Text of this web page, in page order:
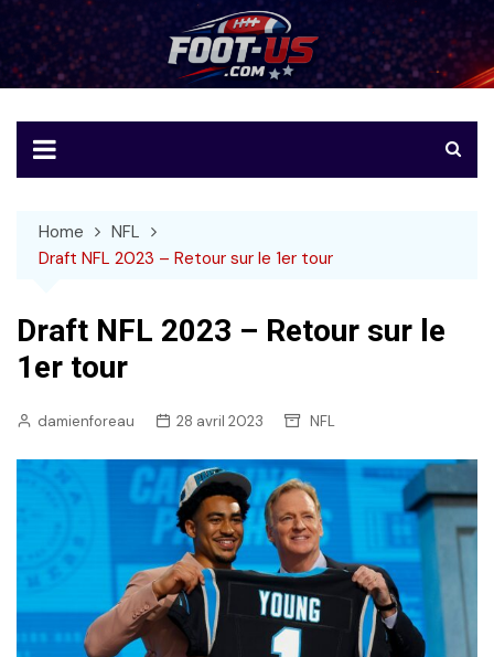
to
content
Foot-US
Le football américain en français
Home
NFL
Draft NFL 2023 – Retour sur le 1er tour
Draft NFL 2023 – Retour sur le
1er tour
damienforeau 28 avril 2023 NFL